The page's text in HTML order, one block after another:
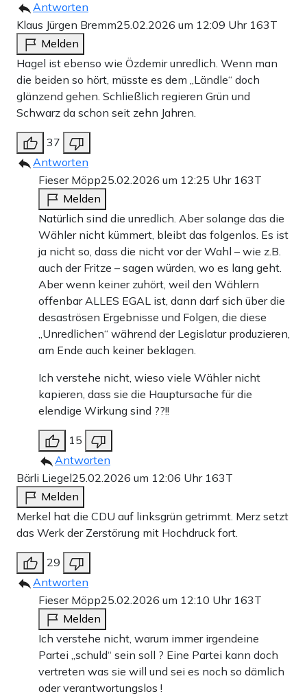
Antworten
Klaus Jürgen Bremm25.02.2026 um 12:09 Uhr 163T
Melden
Hagel ist ebenso wie Özdemir unredlich. Wenn man
die beiden so hört, müsste es dem „Ländle“ doch
glänzend gehen. Schließlich regieren Grün und
Schwarz da schon seit zehn Jahren.
37
Antworten
Fieser Möpp25.02.2026 um 12:25 Uhr 163T
Melden
Natürlich sind die unredlich. Aber solange das die
Wähler nicht kümmert, bleibt das folgenlos. Es ist
ja nicht so, dass die nicht vor der Wahl – wie z.B.
auch der Fritze – sagen würden, wo es lang geht.
Aber wenn keiner zuhört, weil den Wählern
offenbar ALLES EGAL ist, dann darf sich über die
desaströsen Ergebnisse und Folgen, die diese
„Unredlichen“ während der Legislatur produzieren,
am Ende auch keiner beklagen.
Ich verstehe nicht, wieso viele Wähler nicht
kapieren, dass sie die Hauptursache für die
elendige Wirkung sind ??!!
15
Antworten
Bärli Liegel25.02.2026 um 12:06 Uhr 163T
Melden
Merkel hat die CDU auf linksgrün getrimmt. Merz setzt
das Werk der Zerstörung mit Hochdruck fort.
29
Antworten
Fieser Möpp25.02.2026 um 12:10 Uhr 163T
Melden
Ich verstehe nicht, warum immer irgendeine
Partei „schuld“ sein soll ? Eine Partei kann doch
vertreten was sie will und sei es noch so dämlich
oder verantwortungslos !